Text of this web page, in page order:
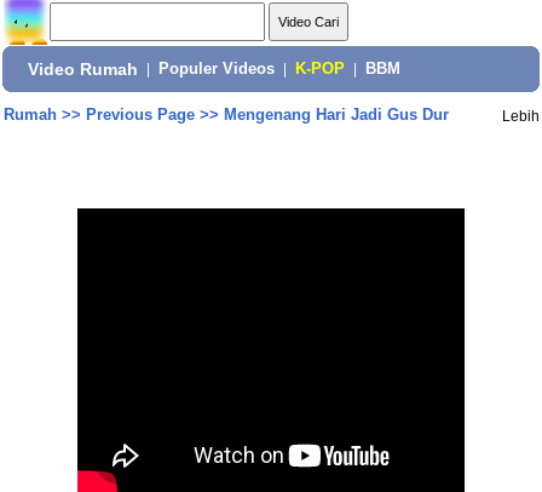
Video Rumah Populer Videos K-POP BBM
Rumah>> Previous Page>> Mengenang Hari Jadi Gus Dur Lebih